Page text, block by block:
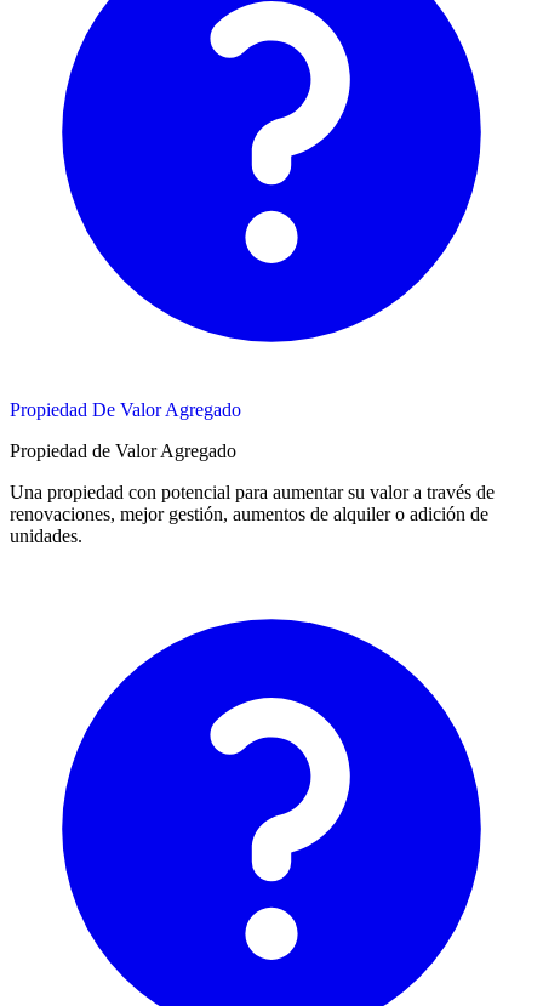
Propiedad De Valor Agregado
Propiedad de Valor Agregado
Una propiedad con potencial para aumentar su valor a través de
renovaciones, mejor gestión, aumentos de alquiler o adición de
unidades.